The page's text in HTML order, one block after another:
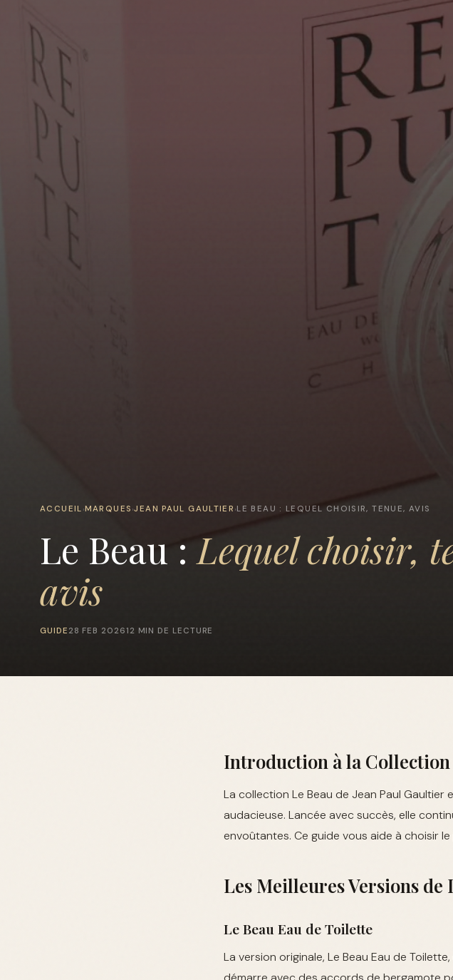
ACCUEIL ›MARQUES ›JEAN PAUL GAULTIER ›LE BEAU : LEQUEL CHOISIR, TENUE, AVIS
Le Beau :Lequel choisir,
avis
GUIDE 28 FEB 202612 MIN DE LECTURE
Introduction à la Collection
La collection Le Beau de Jean Paul
audacieuse. Lancée avec succès, elle
envoûtantes. Ce guide vous aide à choisir
Les Meilleures Versions de
Le Beau Eau de Toilette
La version originale, Le Beau Eau de